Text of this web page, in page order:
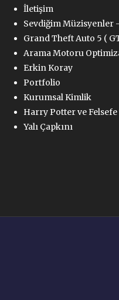
İletişim
Sevdiğim Müzisyenler
Grand Theft Auto 5 (
Arama Motoru
Erkin Koray
Portfolio
Kurumsal Kimlik
Harry Potter ve Felsefe
Yalı Çapkını